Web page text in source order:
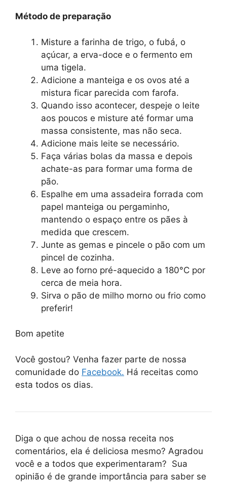
Método de preparação
Misture a farinha de trigo, o fubá, o
açúcar, a erva-doce e o fermento em
uma tigela.
Adicione a manteiga e os ovos até a
mistura ficar parecida com farofa.
Quando isso acontecer, despeje o leite
aos poucos e misture até formar uma
massa consistente, mas não seca.
Adicione mais leite se necessário.
Faça várias bolas da massa e depois
achate-as para formar uma forma de
pão.
Espalhe em uma assadeira forrada com
papel manteiga ou pergaminho,
mantendo o espaço entre os pães à
medida que crescem.
Junte as gemas e pincele o pão com um
pincel de cozinha.
Leve ao forno pré-aquecido a 180°C por
cerca de meia hora.
Sirva o pão de milho morno ou frio como
preferir!
Bom apetite
Você gostou? Venha fazer parte de nossa
comunidade do Facebook. Há receitas como
esta todos os dias.
Diga o que achou de nossa receita nos
comentários, ela é deliciosa mesmo? Agradou
você e a todos que experimentaram? Sua
opinião é de grande importância para saber se